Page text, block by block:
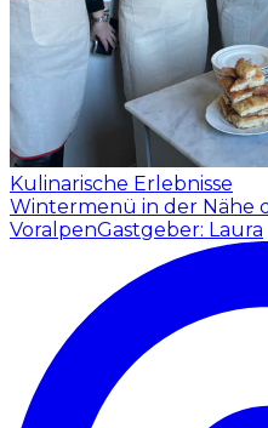
Kulinarische Erlebnisse
Wintermenü in der Nähe
VoralpenGastgeber: Laura